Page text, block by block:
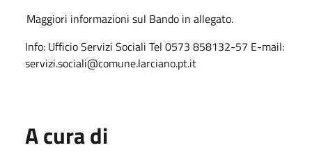
Maggiori informazioni sul Bando in allegato.
Info: Ufficio Servizi Sociali Tel 0573 858132-57 E-mail:
servizi.sociali@comune.larciano.pt.it
A cura di